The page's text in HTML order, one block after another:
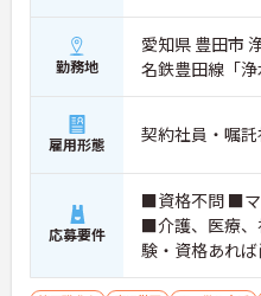
勤務地
愛知県 豊田市
名鉄豊田線「
雇用形態 契約社員・嘱託
応募要件
■資格不問 ■マ
■介護、医療、
験・資格あれば